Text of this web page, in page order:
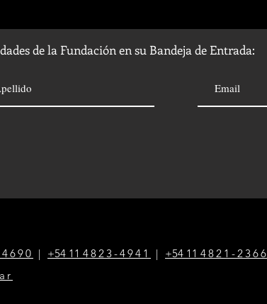
de la Fundación en su Bandeja de Entrada:
| +54 1 1 4823-4941 | +54 1 1 4821-2366